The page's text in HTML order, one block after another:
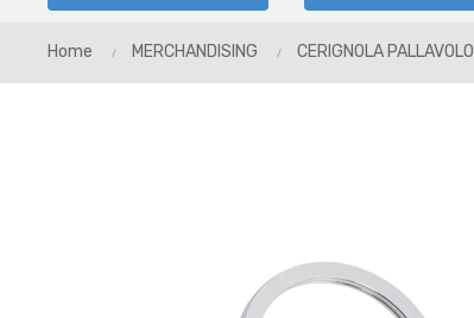
Home MERCHANDISING CERIGNOLA PALLAVOLO